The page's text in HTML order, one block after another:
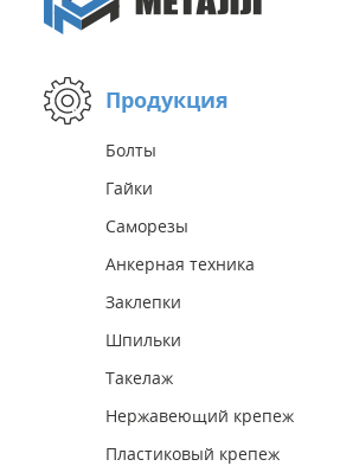
Продукция
Болты
Гайки
Саморезы
Анкерная техника
Заклепки
Шпильки
Такелаж
Нержавеющий крепеж
Пластиковый крепеж